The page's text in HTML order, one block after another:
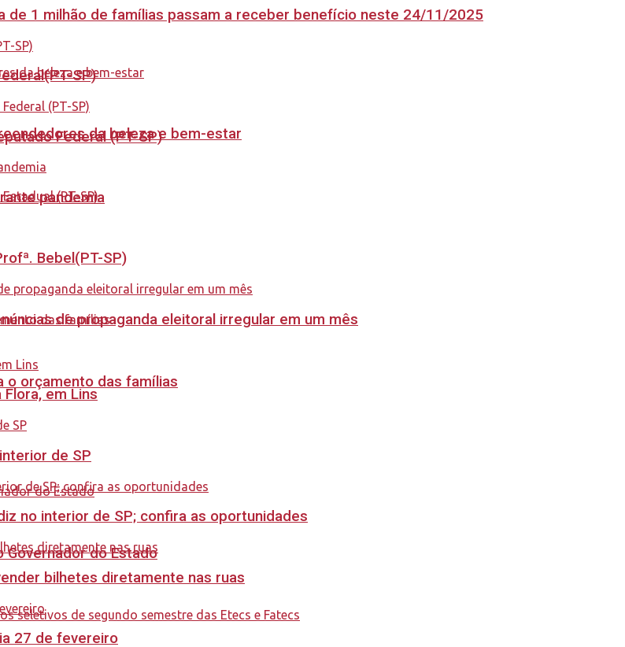
da beleza e bem-estar
Bebel(PT-SP)
o orçamento das famílias
Governador do Estado
de 1 milhão de famílias passam a receber benefício neste 24/11/2025
SP)
Federal (PT-SP)
pandemia
de propaganda eleitoral irregular em um mês
em Lins
de SP
no interior de SP; confira as oportunidades
bilhetes diretamente nas ruas
27 de fevereiro